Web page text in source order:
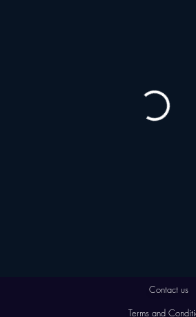
Contact us
Terms and